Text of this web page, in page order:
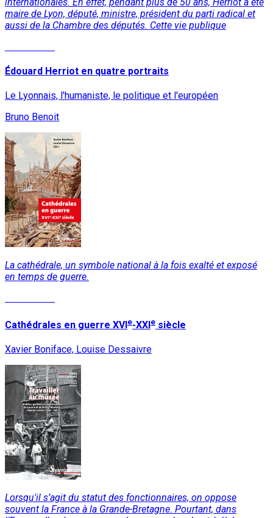
maire de Lyon, député, ministre, président du parti radical et
aussi de la Chambre des députés. Cette vie publique
Édouard Herriot en quatre portraits
Le Lyonnais, l'humaniste, le politique et l'européen
Bruno Benoit
La cathédrale, un symbole national à la fois exalté et exposé
en temps de guerre.
Cathédrales en guerre XVIe-XXIe siècle
Xavier Boniface, Louise Dessaivre
Lorsqu'il s’agit du statut des fonctionnaires, on oppose
souvent la France à la Grande-Bretagne. Pourtant, dans